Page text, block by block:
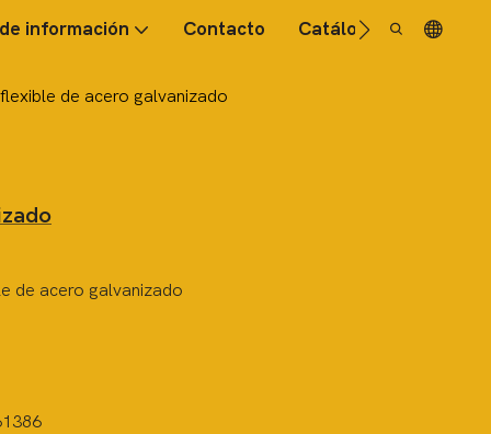
información Contacto Catálogo FAQ
de acero galvanizado
de acero galvanizado